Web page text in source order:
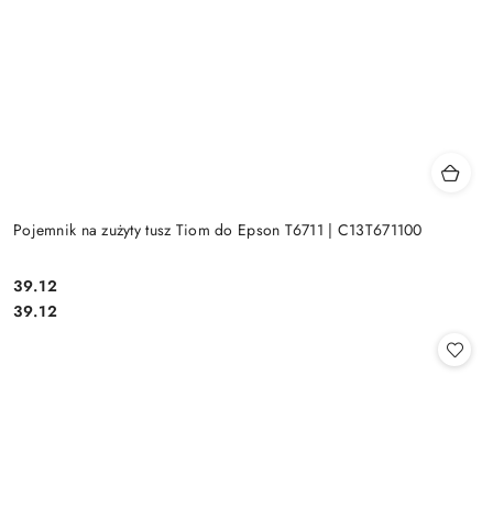
Pojemnik na zużyty tusz Tiom do Epson T6711 | C13T671100
Cena:
39.12
Cena:
39.12